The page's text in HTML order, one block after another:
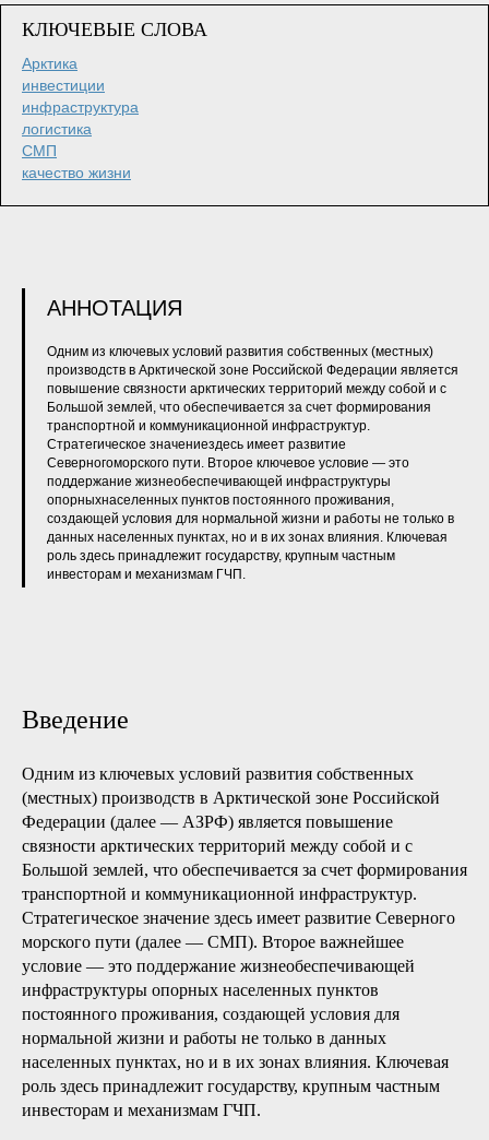
КЛЮЧЕВЫЕ СЛОВА
Арктика
инвестиции
инфраструктура
логистика
СМП
качество жизни
АННОТАЦИЯ
Одним из ключевых условий развития собственных (местных)
производств в Арктической зоне Российской Федерации является
повышение связности арктических территорий между собой и с
Большой землей, что обеспечивается за счет формирования
транспортной и коммуникационной инфраструктур.
Стратегическое значениездесь имеет развитие
Северногоморского пути. Второе ключевое условие — это
поддержание жизнеобеспечивающей инфраструктуры
опорныхнаселенных пунктов постоянного проживания,
создающей условия для нормальной жизни и работы не только в
данных населенных пунктах, но и в их зонах влияния. Ключевая
роль здесь принадлежит государству, крупным частным
инвесторам и механизмам ГЧП.
Введение
Одним из ключевых условий развития собственных
(местных) производств в Арктической зоне Российской
Федерации (далее — АЗРФ) является повышение
связности арктических территорий между собой и с
Большой землей, что обеспечивается за счет формирования
транспортной и коммуникационной инфраструктур.
Стратегическое значение здесь имеет развитие Северного
морского пути (далее — СМП). Второе важнейшее
условие — это поддержание жизнеобеспечивающей
инфраструктуры опорных населенных пунктов
постоянного проживания, создающей условия для
нормальной жизни и работы не только в данных
населенных пунктах, но и в их зонах влияния. Ключевая
роль здесь принадлежит государству, крупным частным
инвесторам и механизмам ГЧП.